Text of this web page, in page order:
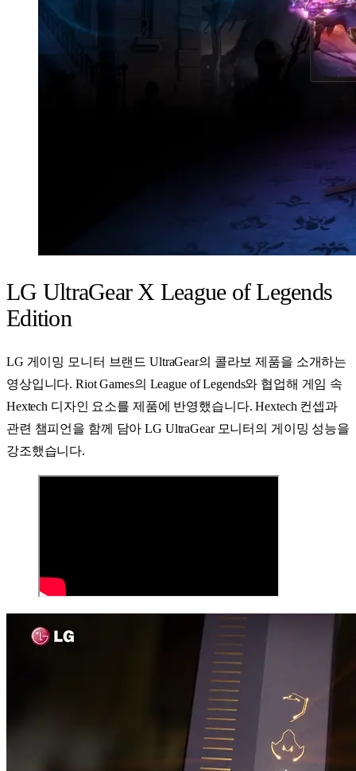
LG UltraGear X League of Legends
Edition
LG 게이밍 모니터 브랜드 UltraGear의 콜라보 제품을 소개하는
영상입니다. Riot Games의 League of Legends와 협업해 게임 속
Hextech 디자인 요소를 제품에 반영했습니다. Hextech 컨셉과
관련 챔피언을 함께 담아 LG UltraGear 모니터의 게이밍 성능을
강조했습니다.